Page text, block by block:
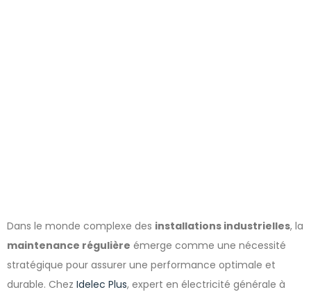
Dans le monde complexe des installations industrielles, la
maintenance régulière émerge comme une nécessité
stratégique pour assurer une performance optimale et
durable. Chez Idelec Plus, expert en électricité générale à